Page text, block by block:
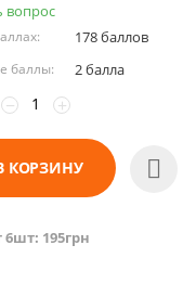
вопрос
178 баллов
баллы: 2 балла
+
−
КОРЗИНУ
6шт: 195грн